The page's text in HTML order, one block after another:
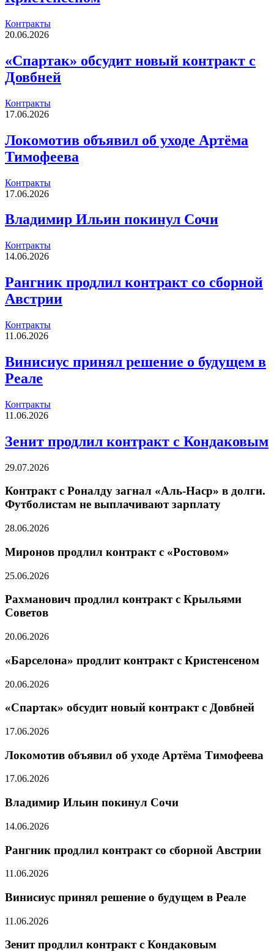
Контракты
20.06.2026
«Спартак» обсудит новый контракт с
Довбней
Контракты
17.06.2026
Локомотив объявил об уходе Артёма
Тимофеева
Контракты
17.06.2026
Владимир Ильин покинул Сочи
Контракты
14.06.2026
Рангник продлил контракт со сборной
Австрии
Контракты
11.06.2026
Винисиус принял решение о будущем в
Реале
Контракты
11.06.2026
Зенит продлил контракт с Кондаковым
29.07.2026
Контракт с Роналду загнал «Аль-Наср» в долги.
Футболистам не выплачивают зарплату
28.06.2026
Миронов продлил контракт с «Ростовом»
25.06.2026
Рахманович продлил контракт с Крыльями
Советов
20.06.2026
«Барселона» продлит контракт с Кристенсеном
20.06.2026
«Спартак» обсудит новый контракт с Довбней
17.06.2026
Локомотив объявил об уходе Артёма Тимофеева
17.06.2026
Владимир Ильин покинул Сочи
14.06.2026
Рангник продлил контракт со сборной Австрии
11.06.2026
Винисиус принял решение о будущем в Реале
11.06.2026
Зенит продлил контракт с Кондаковым